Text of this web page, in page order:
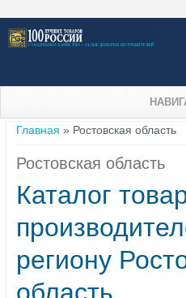
Вы здесь
Главная » Ростовская область
Ростовская область
Каталог
региону